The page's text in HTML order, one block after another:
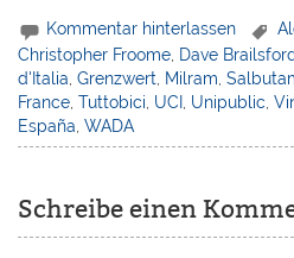
Kommentar hinterlassen
Christopher Froome Dave Brailsford
d'Italia ,Grenzwert Milram ,
France ,Tuttobici UCI Unipublic ,
España ,WADA
Schreibe einen